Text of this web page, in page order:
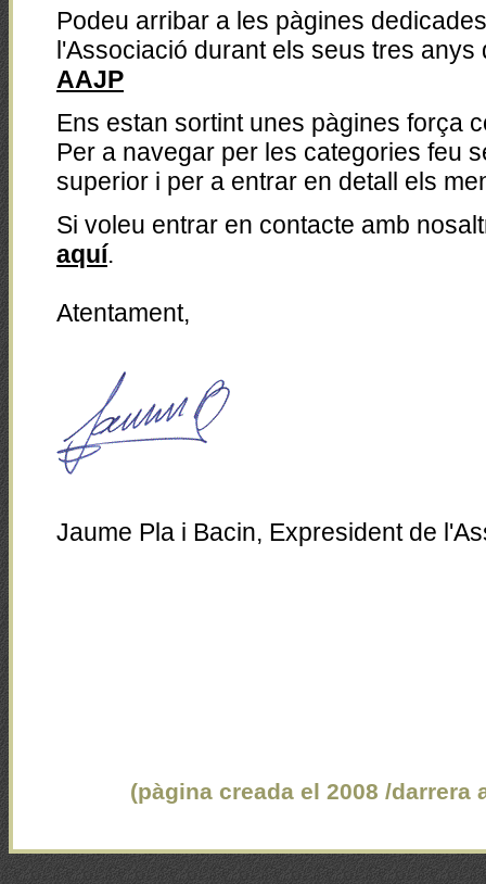
Podeu arribar a les pàgines
l'Associació durant els seus tres
AAJP
Ens estan sortint unes pàgines força
Per a navegar per les categories feu
superior i per a entrar en detall els
Si voleu entrar en contacte amb
aquí.
Atentament,
Jaume Pla i Bacin, Expresident de
(pàgina creada el 2008 /darrera